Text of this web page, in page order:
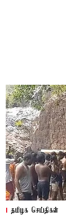
தமிழக செய்திகள்